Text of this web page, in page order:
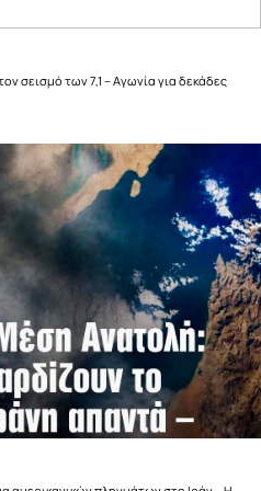
σεισμό των 7,1 – Αγωνία για δεκάδες